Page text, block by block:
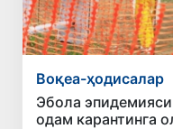
Воқеа-ҳодисалар
Эбола
одам карантинга